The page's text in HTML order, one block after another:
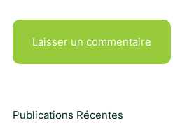
Publications Récentes